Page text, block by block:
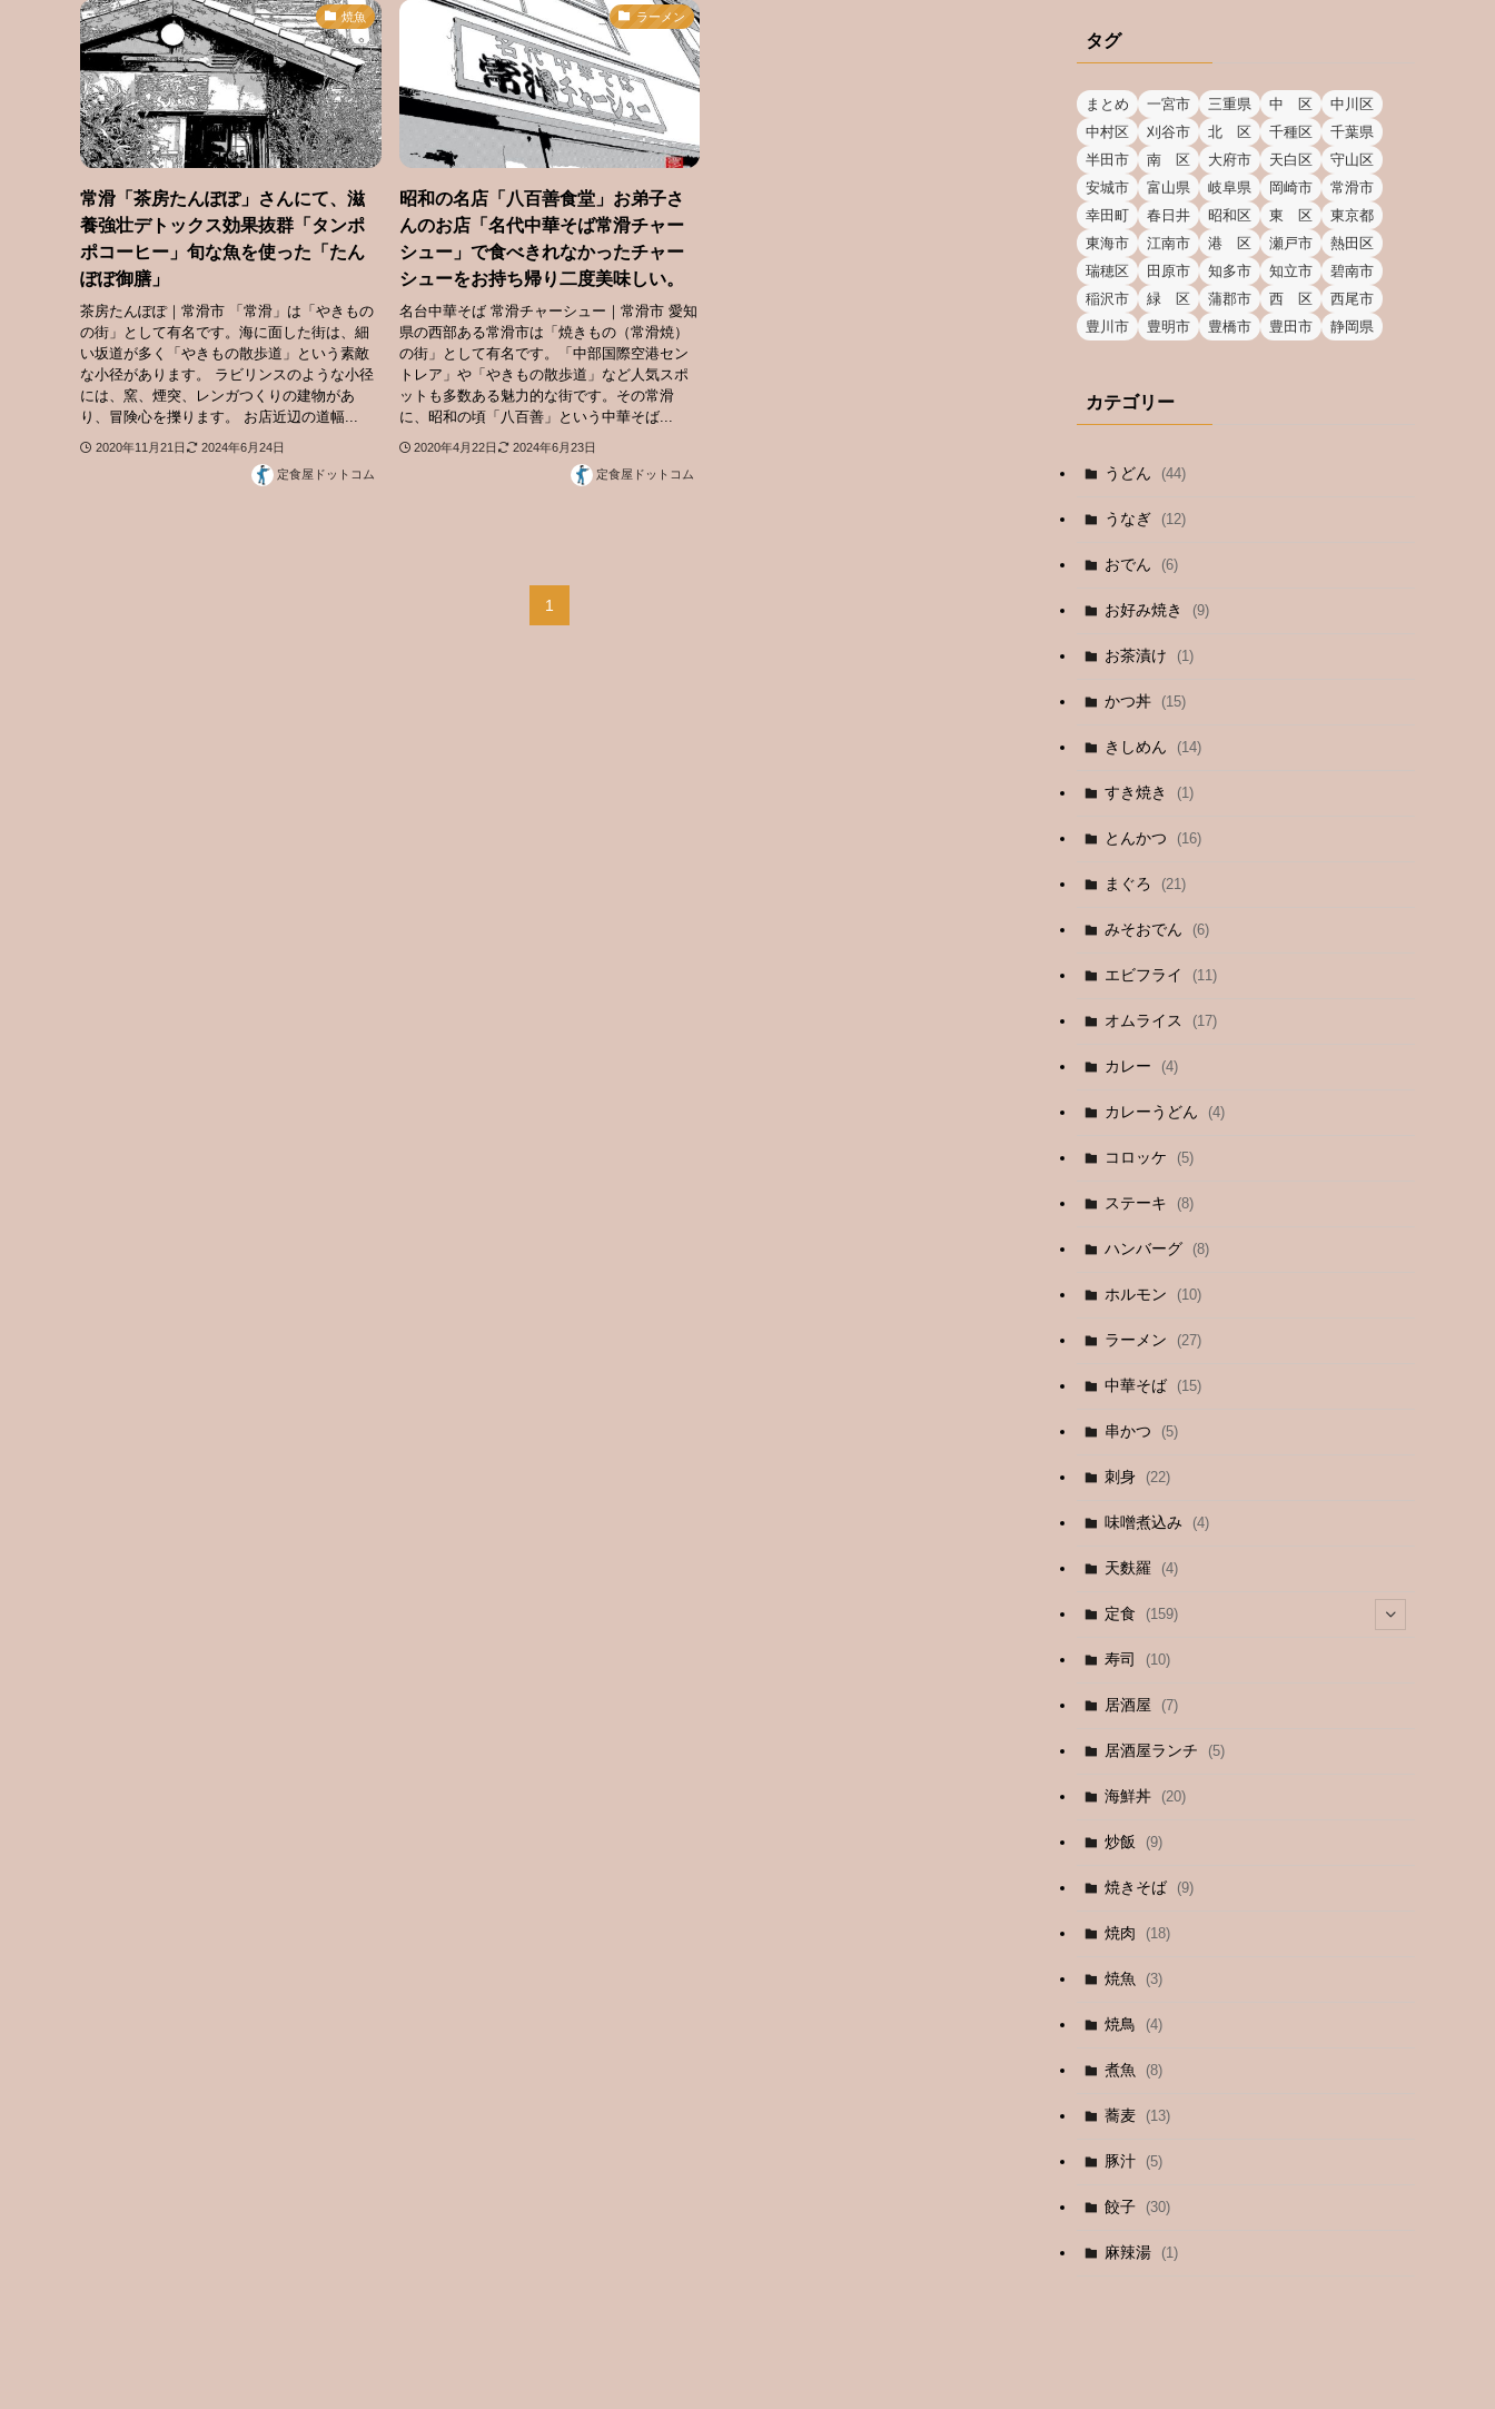
焼魚
常滑「茶房たんぽぽ」さんにて、滋
養強壮デトックス効果抜群「タンポ
ポコーヒー」旬な魚を使った「たん
ぽぽ御膳」
茶房たんぽぽ｜常滑市 「常滑」は「やきもの
の街」として有名です。海に面した街は、細
い坂道が多く「やきもの散歩道」という素敵
な小径があります。 ラビリンスのような小径
には、窯、煙突、レンガつくりの建物があ
り、冒険心を擽ります。 お店近辺の道幅...
2020年11月21日 2024年6月24日
定食屋ドットコム
ラーメン
昭和の名店「八百善食堂」お弟子さ
んのお店「名代中華そば常滑チャー
シュー」で食べきれなかったチャー
シューをお持ち帰り二度美味しい。
名台中華そば 常滑チャーシュー｜常滑市 愛知
県の西部ある常滑市は「焼きもの（常滑焼）
の街」として有名です。「中部国際空港セン
トレア」や「やきもの散歩道」など人気スポ
ットも多数ある魅力的な街です。その常滑
に、昭和の頃「八百善」という中華そば...
2020年4月22日 2024年6月23日
定食屋ドットコム
1
タグ
まとめ 一宮市 三重県 中 区
中川区
中村区
刈谷市 北 区 千種区
千葉県
半田市
南 区 大府市 天白区
守山区
安城市
富山県 岐阜県 岡崎市
常滑市
幸田町
春日井 昭和区 東 区
東京都
東海市
江南市 港 区 瀬戸市
熱田区
瑞穂区
田原市 知多市 知立市
碧南市
稲沢市
緑 区 蒲郡市 西 区
西尾市
豊川市
豊明市 豊橋市 豊田市 静岡県
カテゴリー
うどん (44)
うなぎ (12)
おでん (6)
お好み焼き (9)
お茶漬け (1)
かつ丼 (15)
きしめん (14)
すき焼き (1)
とんかつ (16)
まぐろ (21)
みそおでん (6)
エビフライ (11)
オムライス (17)
カレー (4)
カレーうどん (4)
コロッケ (5)
ステーキ (8)
ハンバーグ (8)
ホルモン (10)
ラーメン (27)
中華そば (15)
串かつ (5)
刺身 (22)
味噌煮込み (4)
天麩羅 (4)
定食 (159)
(4)
(9)
(3)
(4)
寿司 (10)
居酒屋 (7)
居酒屋ランチ (5)
海鮮丼 (20)
炒飯 (9)
焼きそば (9)
焼肉 (18)
焼魚 (3)
焼鳥 (4)
煮魚 (8)
蕎麦 (13)
豚汁 (5)
餃子 (30)
麻辣湯 (1)